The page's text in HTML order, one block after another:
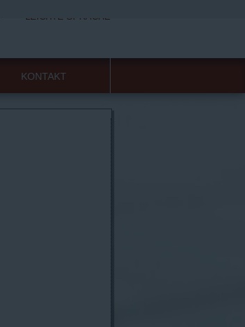
LEICHTE SPRACHE
KONTAKT